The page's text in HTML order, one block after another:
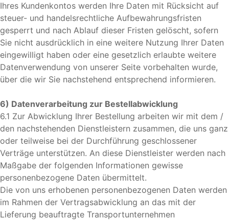
Ihres Kundenkontos werden Ihre Daten mit Rücksicht auf
steuer- und handelsrechtliche Aufbewahrungsfristen
gesperrt und nach Ablauf dieser Fristen gelöscht, sofern
Sie nicht ausdrücklich in eine weitere Nutzung Ihrer Daten
eingewilligt haben oder eine gesetzlich erlaubte weitere
Datenverwendung von unserer Seite vorbehalten wurde,
über die wir Sie nachstehend entsprechend informieren.
6) Datenverarbeitung zur Bestellabwicklung
6.1 Zur Abwicklung Ihrer Bestellung arbeiten wir mit dem /
den nachstehenden Dienstleistern zusammen, die uns ganz
oder teilweise bei der Durchführung geschlossener
Verträge unterstützen. An diese Dienstleister werden nach
Maßgabe der folgenden Informationen gewisse
personenbezogene Daten übermittelt.
Die von uns erhobenen personenbezogenen Daten werden
im Rahmen der Vertragsabwicklung an das mit der
Lieferung beauftragte Transportunternehmen